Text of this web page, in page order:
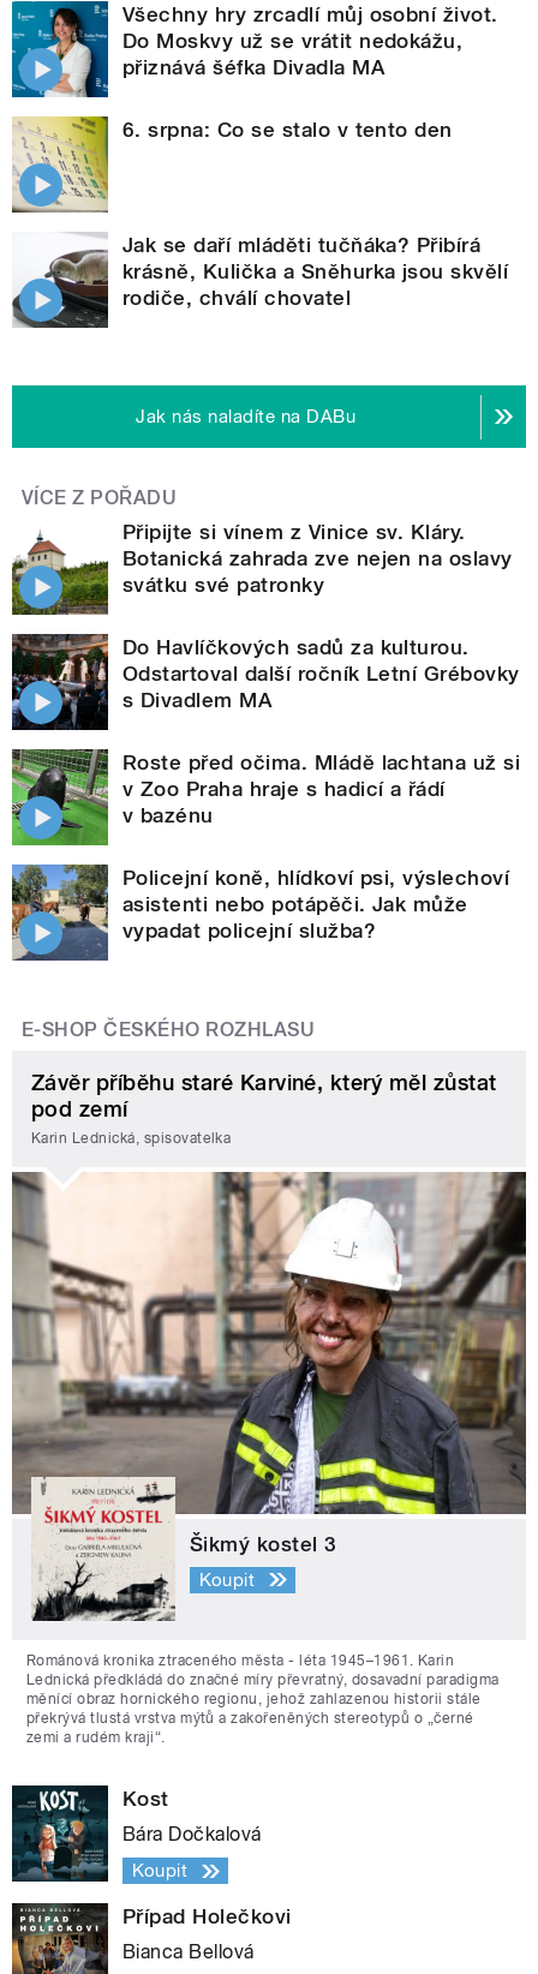
Všechny hry zrcadlí můj osobní život.
Do Moskvy už se vrátit nedokážu,
přiznává šéfka Divadla MA
6. srpna: Co se stalo v tento den
Jak se daří mláděti tučňáka? Přibírá
krásně, Kulička a Sněhurka jsou skvělí
rodiče, chválí chovatel
Jak nás naladíte na DABu
VÍCE Z POŘADU
Připijte si vínem z Vinice sv. Kláry.
Botanická zahrada zve nejen na oslavy
svátku své patronky
Do Havlíčkových sadů za kulturou.
Odstartoval další ročník Letní Grébovky
s Divadlem MA
Roste před očima. Mládě lachtana už si
v Zoo Praha hraje s hadicí a řádí
v bazénu
Policejní koně, hlídkoví psi, výslechoví
asistenti nebo potápěči. Jak může
vypadat policejní služba?
E-SHOP ČESKÉHO ROZHLASU
Závěr příběhu staré Karviné, který měl zůstat
pod zemí
Karin Lednická, spisovatelka
Šikmý kostel 3
Koupit
Románová kronika ztraceného města - léta 1945–1961. Karin
Lednická předkládá do značné míry převratný, dosavadní paradigma
měnící obraz hornického regionu, jehož zahlazenou historii stále
překrývá tlustá vrstva mýtů a zakořeněných stereotypů o „černé
zemi a rudém kraji“.
Kost
Bára Dočkalová
Koupit
Případ Holečkovi
Bianca Bellová